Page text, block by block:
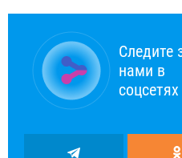
Следите
нами в
соцсетях